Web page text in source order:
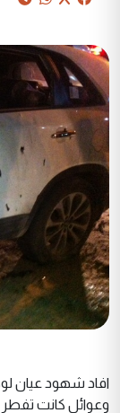
افاد شهود عيان
وعوائل كانت